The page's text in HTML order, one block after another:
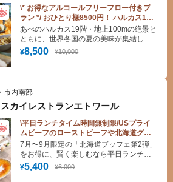
\* お得なアルコールフリーフロー付きプ
ラン */ おひとり様8500円！ ハルカス19
階でシェフ渾身のサマーグルメブッフ
ェ！土日祝も平日と同額！ローストビー
フも食べ放題♪（ディナー）
¥8,500 ¥10,000
あべのハルカス19階・地上100mの絶景と
ともに、世界各国の夏の美味が集結した
「サマーグルメフェスティバル」を満
喫！ 定番人気の国産牛ローストビーフや
ッフェ台を彩ります。
市内南部
カイレストランエトワール
\平日ランチタイム時間無制限/USプライ
ムビーフのローストビーフや北海道グル
メ、スイーツを堪能♪ホテル17階の北海道
フェアが10％OFF！（平日ランチ）
¥5,400 ¥6,000
7月〜9月限定の「北海道ブッフェ第2弾」
をお得に、賢く楽しむなら平日ランチが
絶対おすすめ！ 最大3時間半、時間無制限
でホテルの本格クオリティの料理が食べ